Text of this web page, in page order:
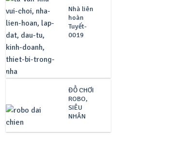
Nhà liên
hoàn
Tuyết-
0019
ĐỒ CHƠI
ROBO,
SIÊU
NHÂN